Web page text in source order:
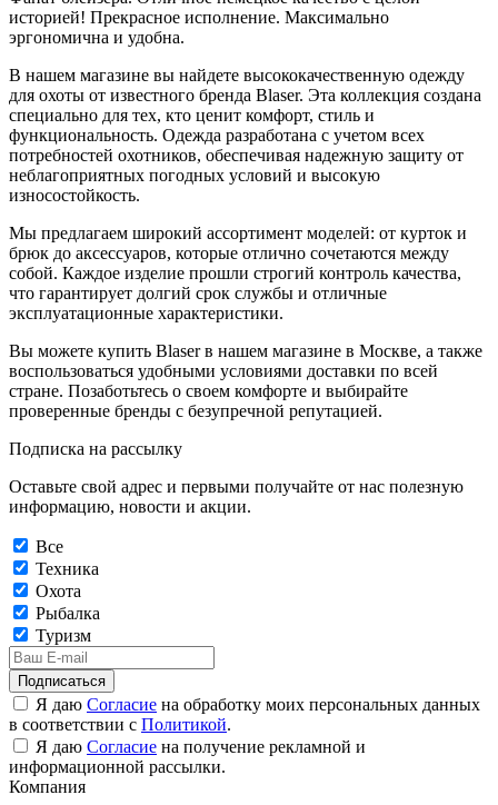
историей! Прекрасное исполнение. Максимально
эргономична и удобна.
В нашем магазине вы найдете высококачественную одежду
для охоты от известного бренда Blaser. Эта коллекция создана
специально для тех, кто ценит комфорт, стиль и
функциональность. Одежда разработана с учетом всех
потребностей охотников, обеспечивая надежную защиту от
неблагоприятных погодных условий и высокую
износостойкость.
Мы предлагаем широкий ассортимент моделей: от курток и
брюк до аксессуаров, которые отлично сочетаются между
собой. Каждое изделие прошли строгий контроль качества,
что гарантирует долгий срок службы и отличные
эксплуатационные характеристики.
Вы можете купить Blaser в нашем магазине в Москве, а также
воспользоваться удобными условиями доставки по всей
стране. Позаботьтесь о своем комфорте и выбирайте
проверенные бренды с безупречной репутацией.
Подписка на рассылку
Оставьте свой адрес и первыми получайте от нас полезную
информацию, новости и акции.
Все
Техника
Охота
Рыбалка
Туризм
Подписаться
Я даю Согласие на обработку моих персональных данных
в соответствии с Политикой.
Я даю Согласие на получение рекламной и
информационной рассылки.
Компания